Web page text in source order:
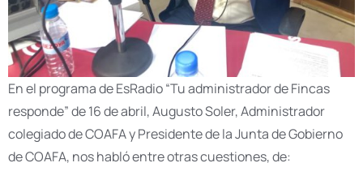
En el programa de EsRadio “Tu administrador de Fincas
responde” de 16 de abril, Augusto Soler, Administrador
colegiado de COAFA y Presidente de la Junta de Gobierno
de COAFA, nos habló entre otras cuestiones, de: